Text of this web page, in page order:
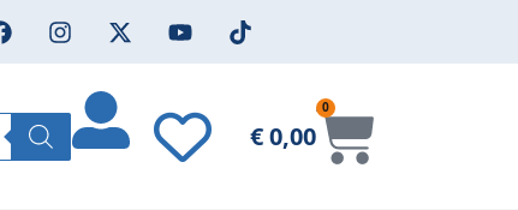
€0,00
0